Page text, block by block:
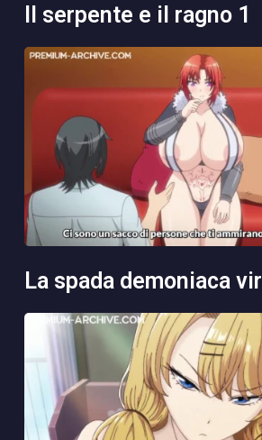
il serpente e il ragno 1
la spada demoniaca